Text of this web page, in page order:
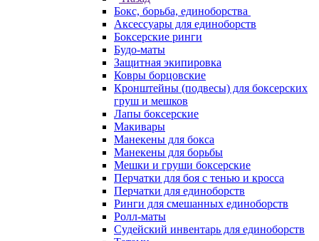
Бокс, борьба, единоборства
Аксессуары для единоборств
Боксерские ринги
Будо-маты
Защитная экипировка
Ковры борцовские
Кронштейны (подвесы) для боксерских
груш и мешков
Лапы боксерские
Макивары
Манекены для бокса
Манекены для борьбы
Мешки и груши боксерские
Перчатки для боя с тенью и кросса
Перчатки для единоборств
Ринги для смешанных единоборств
Ролл-маты
Судейский инвентарь для единоборств